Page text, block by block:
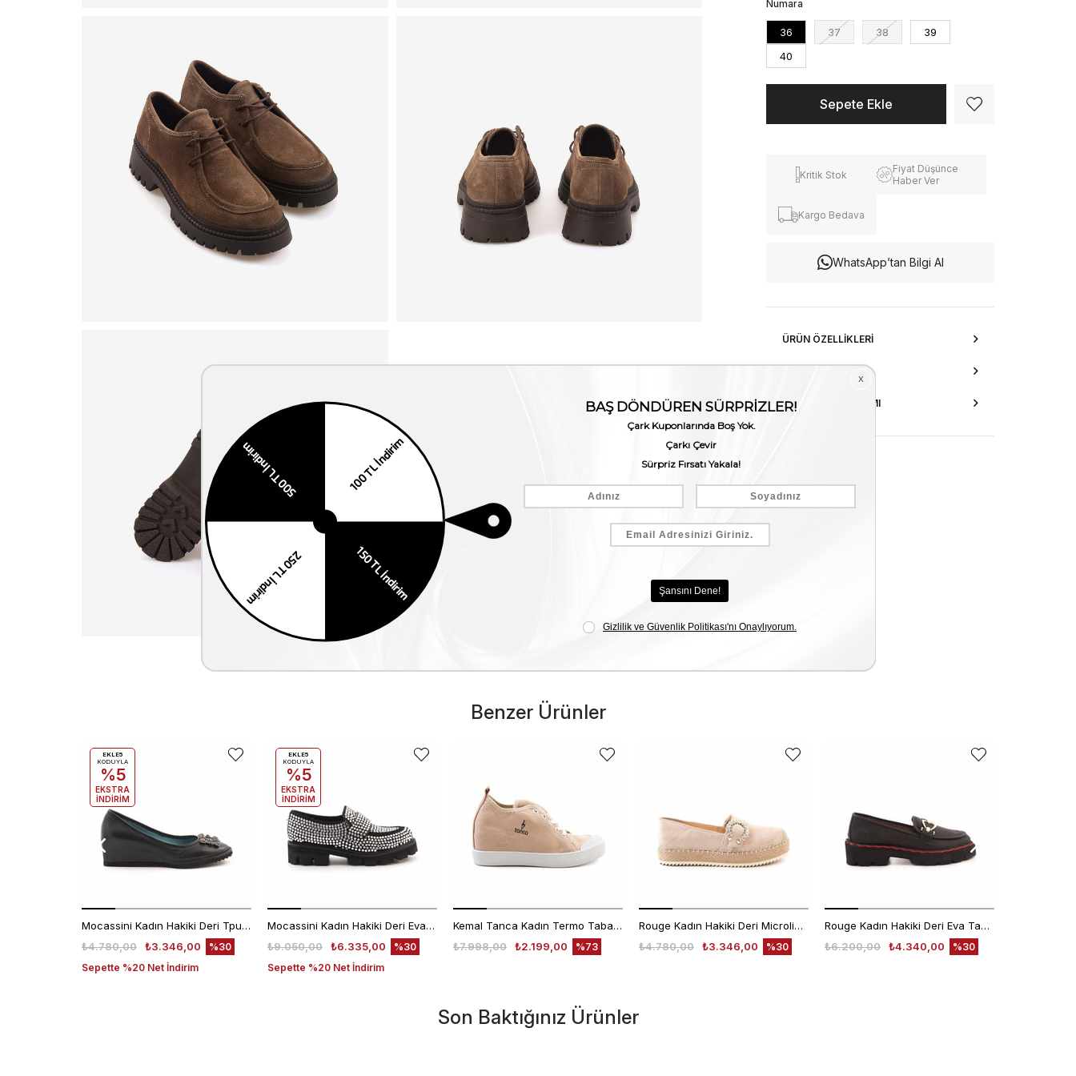
Numara
36 37 38
39
40
Kritik Stok
Fiyat Düşünce
Haber Ver
Kargo Bedava
WhatsApp’tan Bilgi Al
ÜRÜN ÖZELLIKLERI
AKSESUAR ONARIMI
Benzer Ürünler
Mocassini Kadın Hakiki Deri Tpu Taban Siyah Günlük Ayakkabı
₺3.346,00
₺4.780,00
Sepette %20 Net İndirim
%30
EKLE5
KODUYLA
%5
EKSTRA
İNDİRİM
Mocassini Kadın Hakiki Deri Eva Taban Beyaz Günlük Ayakkabı
₺6.335,00
₺9.050,00
Sepette %20 Net İndirim
%30
EKLE5
KODUYLA
%5
EKSTRA
İNDİRİM
Kemal Tanca Kadın Termo Taban Bej Günlük Ayakkabı
₺2.199,00
₺7.998,00 %73
Rouge Kadın Hakiki Deri Microlight Taban Bej Süet Günlük Terlik
₺3.346,00
₺4.780,00 %30
Rouge Kadın Hakiki Deri Eva Taban Siyah Günlük Ayakkabı
₺4.340,00
₺6.200,00 %30
Son Baktığınız Ürünler